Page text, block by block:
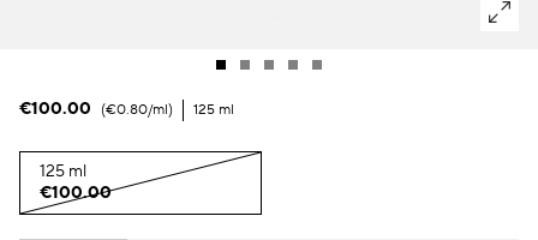
€100.00 €0.80/ml 125 ml
125 ml
€100.00